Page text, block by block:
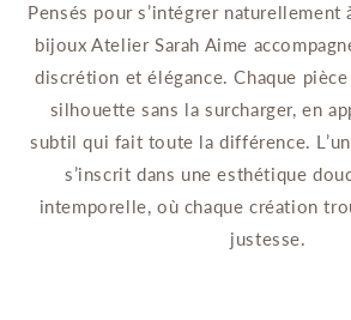
Pensés pour s’intégrer naturellement
bijoux Atelier Sarah Aime
discrétion et élégance. Chaque
silhouette sans la surcharger, en
subtil qui fait toute la différence.
s’inscrit dans une esthétique
intemporelle, où chaque création
justesse.